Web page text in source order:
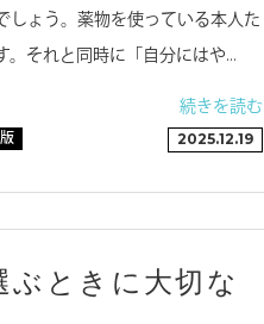
しょう。薬物を使っている本人た
。それと同時に「自分にはや…
続きを読む
2025.12.19
ぶときに大切な